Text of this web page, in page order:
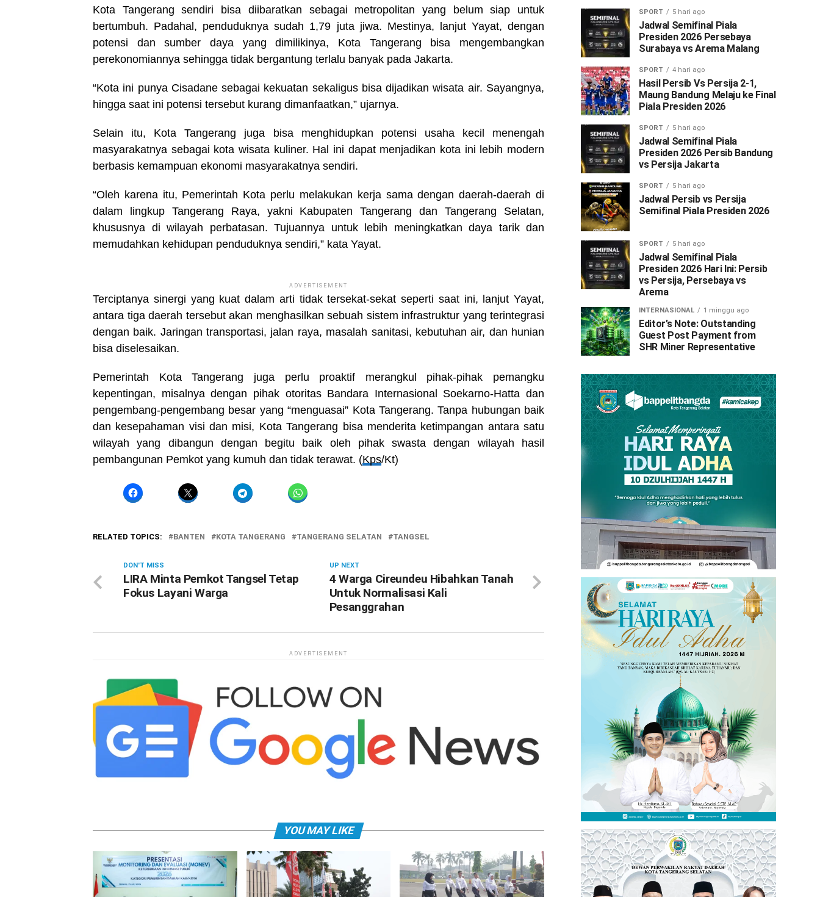
Kota Tangerang sendiri bisa diibaratkan sebagai metropolitan yang belum siap untuk
bertumbuh. Padahal, penduduknya sudah 1,79 juta jiwa. Mestinya, lanjut Yayat, dengan
potensi dan sumber daya yang dimilikinya, Kota Tangerang bisa mengembangkan
perekonomiannya sehingga tidak bergantung terlalu banyak pada Jakarta.
“Kota ini punya Cisadane sebagai kekuatan sekaligus bisa dijadikan wisata air. Sayangnya,
hingga saat ini potensi tersebut kurang dimanfaatkan,” ujarnya.
Selain itu, Kota Tangerang juga bisa menghidupkan potensi usaha kecil menengah
masyarakatnya sebagai kota wisata kuliner. Hal ini dapat menjadikan kota ini lebih modern
berbasis kemampuan ekonomi masyarakatnya sendiri.
“Oleh karena itu, Pemerintah Kota perlu melakukan kerja sama dengan daerah-daerah di
dalam lingkup Tangerang Raya, yakni Kabupaten Tangerang dan Tangerang Selatan,
khususnya di wilayah perbatasan. Tujuannya untuk lebih meningkatkan daya tarik dan
memudahkan kehidupan penduduknya sendiri,” kata Yayat.
ADVERTISEMENT
Terciptanya sinergi yang kuat dalam arti tidak tersekat-sekat seperti saat ini, lanjut Yayat,
antara tiga daerah tersebut akan menghasilkan sebuah sistem infrastruktur yang terintegrasi
dengan baik. Jaringan transportasi, jalan raya, masalah sanitasi, kebutuhan air, dan hunian
bisa diselesaikan.
Pemerintah Kota Tangerang juga perlu proaktif merangkul pihak-pihak pemangku
kepentingan, misalnya dengan pihak otoritas Bandara Internasional Soekarno-Hatta dan
pengembang-pengembang besar yang “menguasai” Kota Tangerang. Tanpa hubungan baik
dan kesepahaman visi dan misi, Kota Tangerang bisa menderita ketimpangan antara satu
wilayah yang dibangun dengan begitu baik oleh pihak swasta dengan wilayah hasil
pembangunan Pemkot yang kumuh dan tidak terawat. (Kps/Kt)
RELATED TOPICS: BANTEN KOTA TANGERANG TANGERANG SELATAN TANGSEL
UP NEXT
4 Warga Cireundeu Hibahkan Tanah
Untuk Normalisasi Kali
Pesanggrahan
DON'T MISS
LIRA Minta Pemkot Tangsel Tetap
Fokus Layani Warga
ADVERTISEMENT
YOU MAY LIKE
SPORT 5 hari ago
Jadwal Semifinal Piala
Presiden 2026 Persebaya
Surabaya vs Arema Malang
SPORT 4 hari ago
Hasil Persib Vs Persija 2-1,
Maung Bandung Melaju ke Final
Piala Presiden 2026
SPORT 5 hari ago
Jadwal Semifinal Piala
Presiden 2026 Persib Bandung
vs Persija Jakarta
SPORT 5 hari ago
Jadwal Persib vs Persija
Semifinal Piala Presiden 2026
SPORT 5 hari ago
Jadwal Semifinal Piala
Presiden 2026 Hari Ini: Persib
vs Persija, Persebaya vs
Arema
INTERNASIONAL 1 minggu ago
Editor’s Note: Outstanding
Guest Post Payment from
SHR Miner Representative